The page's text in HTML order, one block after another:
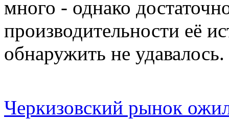
много - однако
производительности её
обнаружить не удавалось.
Черкизовский рынок